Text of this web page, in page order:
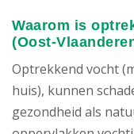
Waarom is
(Oost-
Optrekkend vocht
huis), kunnen
gezondheid als